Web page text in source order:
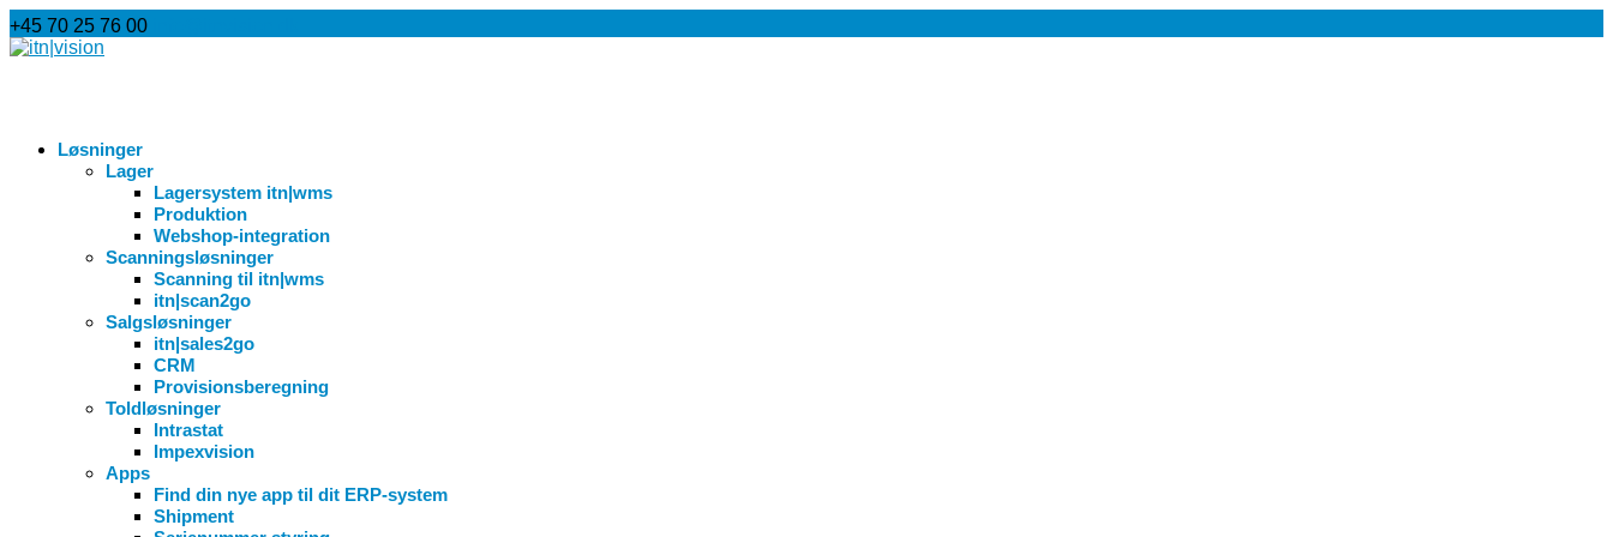
+45 70 25 76 00
Løsninger
Lager
Lagersystem itn|wms
Produktion
Webshop-integration
Scanningsløsninger
Scanning til itn|wms
itn|scan2go
Salgsløsninger
itn|sales2go
CRM
Provisionsberegning
Toldløsninger
Intrastat
Impexvision
Apps
Find din nye app til dit ERP-system
Shipment